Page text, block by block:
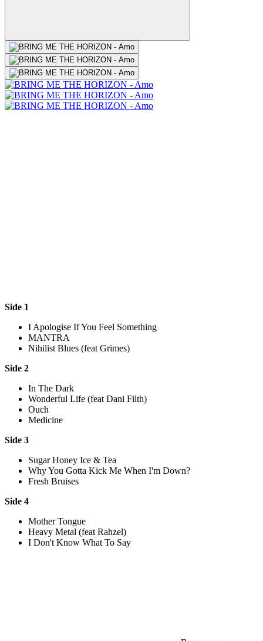
Side 1
I Apologise If You Feel Something
MANTRA
Nihilist Blues (feat Grimes)
Side 2
In The Dark
Wonderful Life (feat Dani Filth)
Ouch
Medicine
Side 3
Sugar Honey Ice & Tea
Why You Gotta Kick Me When I'm Down?
Fresh Bruises
Side 4
Mother Tongue
Heavy Metal (feat Rahzel)
I Don't Know What To Say